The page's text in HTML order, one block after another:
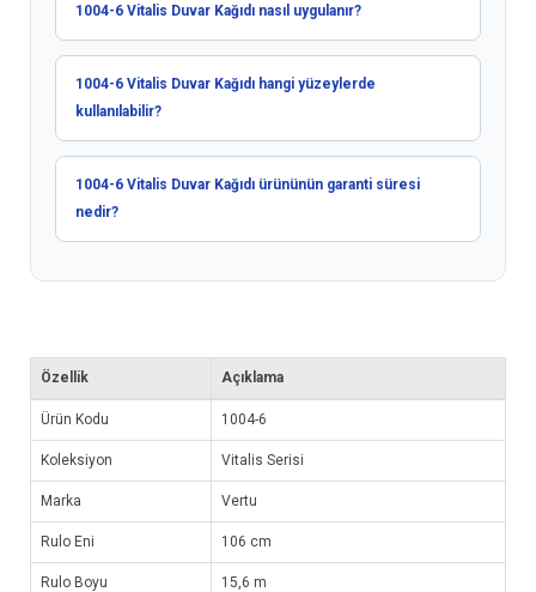
1004-6 Vitalis Duvar Kağıdı nasıl uygulanır?
1004-6 Vitalis Duvar Kağıdı hangi yüzeylerde
kullanılabilir?
1004-6 Vitalis Duvar Kağıdı ürününün garanti süresi
nedir?
Özellik Açıklama
Ürün Kodu 1004-6
Koleksiyon Vitalis Serisi
Marka Vertu
Rulo Eni 106 cm
Rulo Boyu 15,6 m